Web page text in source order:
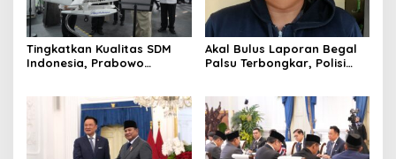
Tingkatkan Kualitas SDM
Indonesia, Prabowo
Terbaik Dunia
Akal Bulus Laporan Begal
Palsu Terbongkar, Polisi